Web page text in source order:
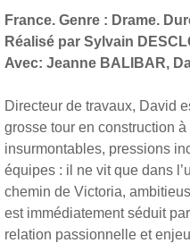
France. Genre : Drame.
Réalisé par Sylvain
Avec: Jeanne BALIBAR,
Directeur de travaux, David
grosse tour en construction
insurmontables, pressions
équipes : il ne vit que dans
chemin de Victoria,
est immédiatement séduit
relation passionnelle et